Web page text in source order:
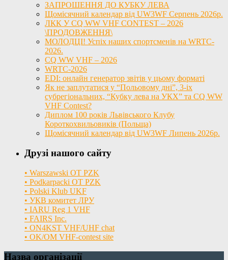
ЗАПРОШЕННЯ ДО КУБКУ ЛЕВА
Щомісячний календар від UW3WF Серпень 2026р.
ЛКК У CQ WW VHF CONTEST – 2026
\ПРОДОВЖЕННЯ\
МОЛОДЦІ! Успіх наших спортсменів на WRTC-
2026.
CQ WW VHF – 2026
WRTC-2026
EDI: онлайн генератор звітів у цьому форматі
Як не заплутатися у “Польовому дні”, 3-іх
субрегіональних, “Кубку лева на УКХ” та CQ WW
VHF Contest?
Диплом 100 років Львівського Клубу
Короткохвильовиків (Польща)
Щомісячний календар від UW3WF Липень 2026р.
Друзі нашого сайту
• Warszawski OT PZK
• Podkarpacki OT PZK
• Polski Klub UKF
• УКВ комитет ЛРУ
• IARU Reg 1 VHF
• FAIRS Inc.
• ON4KST VHF/UHF chat
• OK/OM VHF-contest site
Назва організації